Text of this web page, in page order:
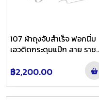
107 ผ้าถุงจับสำเร็จ ฟอกนิ่ม
เอวติดกระดุมแป๊ก ลาย ราช
วัตรหน้านาง สี หยกฟ้าทอง
ย้อมม่วงไล่สี
฿2,200.00